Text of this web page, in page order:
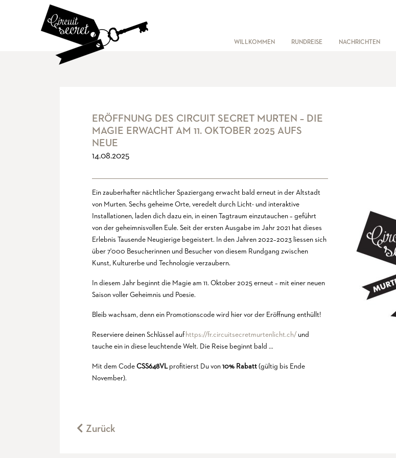
WILLKOMMEN RUNDREISE NACHRICHTEN
ERÖFFNUNG DES CIRCUIT SECRET MURTEN – DIE
MAGIE ERWACHT AM 11. OKTOBER 2025 AUFS
NEUE
14.08.2025
Ein zauberhafter nächtlicher Spaziergang erwacht bald erneut in der Altstadt
von Murten. Sechs geheime Orte, veredelt durch Licht- und interaktive
Installationen, laden dich dazu ein, in einen Tagtraum einzutauchen – geführt
von der geheimnisvollen Eule. Seit der ersten Ausgabe im Jahr 2021 hat dieses
Erlebnis Tausende Neugierige begeistert. In den Jahren 2022–2023 liessen sich
über 7'000 Besucherinnen und Besucher von diesem Rundgang zwischen
Kunst, Kulturerbe und Technologie verzaubern.
In diesem Jahr beginnt die Magie am 11. Oktober 2025 erneut – mit einer neuen
Saison voller Geheimnis und Poesie.
Bleib wachsam, denn ein Promotionscode wird hier vor der Eröffnung enthüllt!
Reserviere deinen Schlüssel auf https://fr.circuitsecretmurtenlicht.ch/ und
tauche ein in diese leuchtende Welt. Die Reise beginnt bald …
Mit dem CodeCSS648VLprofitierst Du von10% Rabatt (gültig bis Ende
November).
Zurück